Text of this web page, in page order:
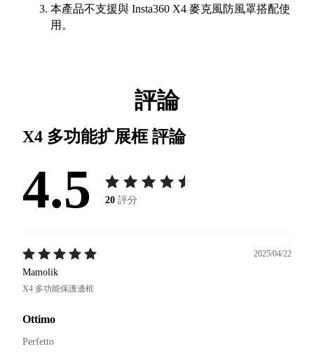
本產品不支援與 Insta360 X4 麥克風防風罩搭配使
用。
評論
X4 多功能扩展框評論
4.5 20 評分
2025/04/22
Mamolik
X4 多功能保護邊框
Ottimo
Perfetto